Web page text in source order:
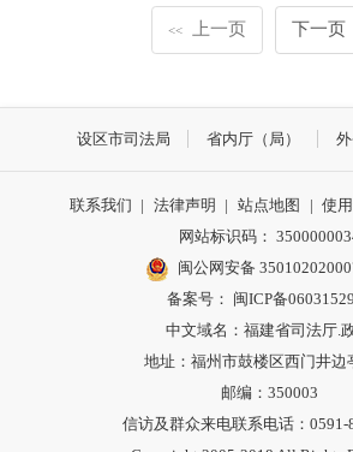
<< 上一页 下一页
设区市司法局 省内厅（局）
联系我们 | 法律声明 | 站点地图 | 使
网站标识码：
闽公网安备
备案号： 闽ICP备
中文域名：福建省司法厅.
地址：福州市鼓楼区西门井边
邮编：350003
信访及群众来电联系电话：0591-